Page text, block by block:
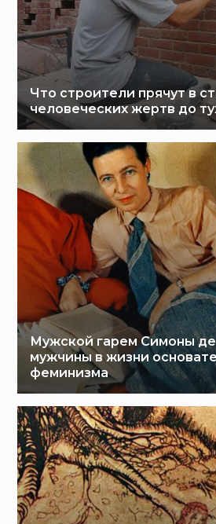
Что строители прячут в
человеческих жертв до
Мужской гарем Симоны де
мужчины в жизни
феминизма